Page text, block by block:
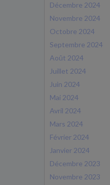
Décembre 2024
Novembre 2024
Octobre 2024
Septembre 2024
Août 2024
Juillet 2024
Juin 2024
Mai 2024
Avril 2024
Mars 2024
Février 2024
Janvier 2024
Décembre 2023
Novembre 2023